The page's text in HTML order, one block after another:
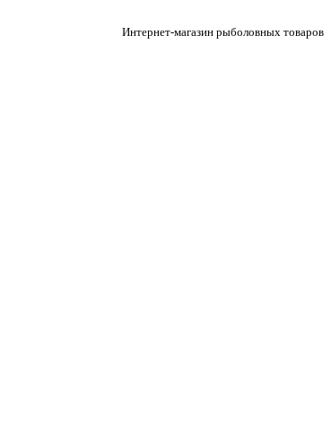
Интернет-магазин рыболовных товаров